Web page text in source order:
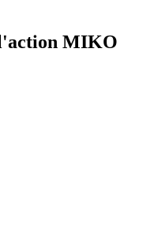
l'action MIKO